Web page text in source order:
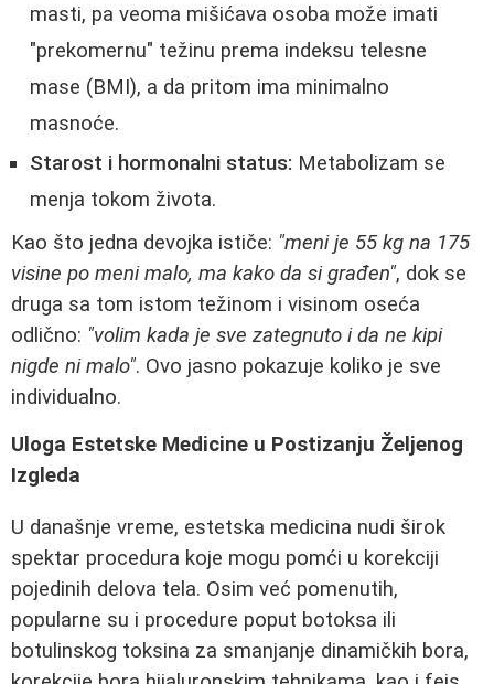
masti, pa veoma mišićava osoba može imati
"prekomernu" težinu prema indeksu telesne
mase (BMI), a da pritom ima minimalno
masnoće.
Starost i hormonalni status: Metabolizam se
menja tokom života.
Kao što jedna devojka ističe: "meni je 55 kg na 175
visine po meni malo, ma kako da si građen", dok se
druga sa tom istom težinom i visinom oseća
odlično: "volim kada je sve zategnuto i da ne kipi
nigde ni malo". Ovo jasno pokazuje koliko je sve
individualno.
Uloga Estetske Medicine u Postizanju Željenog
Izgleda
U današnje vreme, estetska medicina nudi širok
spektar procedura koje mogu pomći u korekciji
pojedinih delova tela. Osim već pomenutih,
popularne su i procedure poput botoksa ili
botulinskog toksina za smanjanje dinamičkih bora,